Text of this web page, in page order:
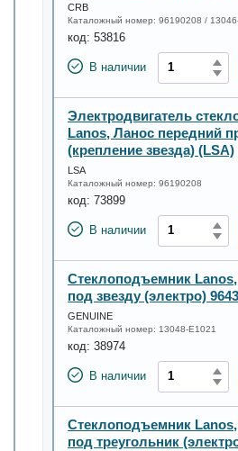
CRB
Каталожный номер: 96190208 /
код: 53816
В наличии
Электродвигатель
Lanos, Ланос передний
(крепление звезда) (LSA)
LSA
Каталожный номер: 96190208
код: 73899
В наличии
Стеклоподъемник
под звезду (электро)
GENUINE
Каталожный номер: 13048-E1021
код: 38974
В наличии
Стеклоподъемник
под треугольник